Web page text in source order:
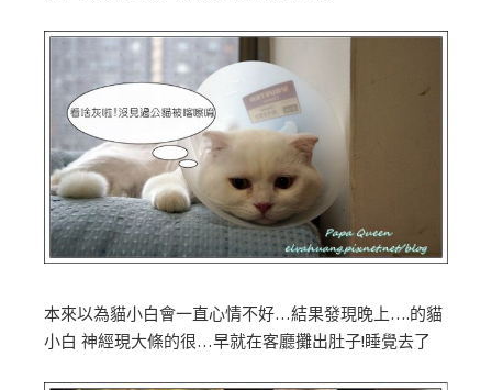
本來以為貓小白會一直心情不好…結果發現晚上….的貓
小白 神經現大條的很…早就在客廳攤出肚子!睡覺去了